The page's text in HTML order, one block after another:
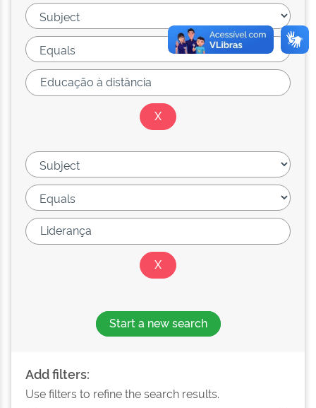
Start a new search
Add filters:
Use filters to refine the search results.